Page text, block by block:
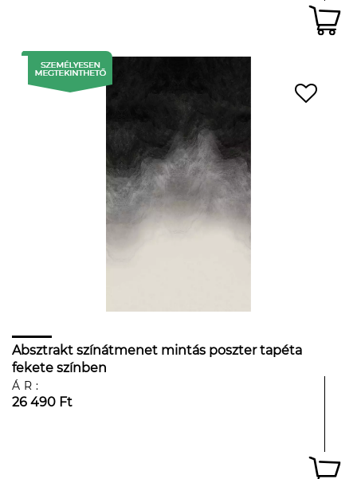
Absztrakt színátmenet mintás poszter tapéta
fekete színben
ÁR:
26 490 Ft